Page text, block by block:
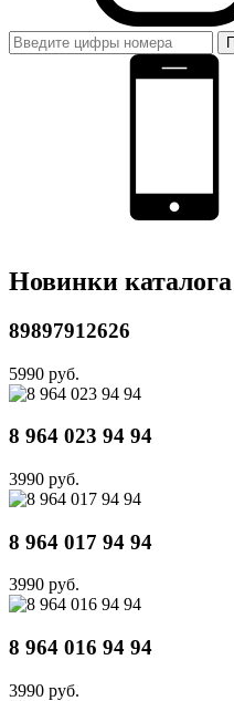
Новинки каталога
89897912626
5990 руб.
8 964 023 94 94
3990 руб.
8 964 017 94 94
3990 руб.
8 964 016 94 94
3990 руб.